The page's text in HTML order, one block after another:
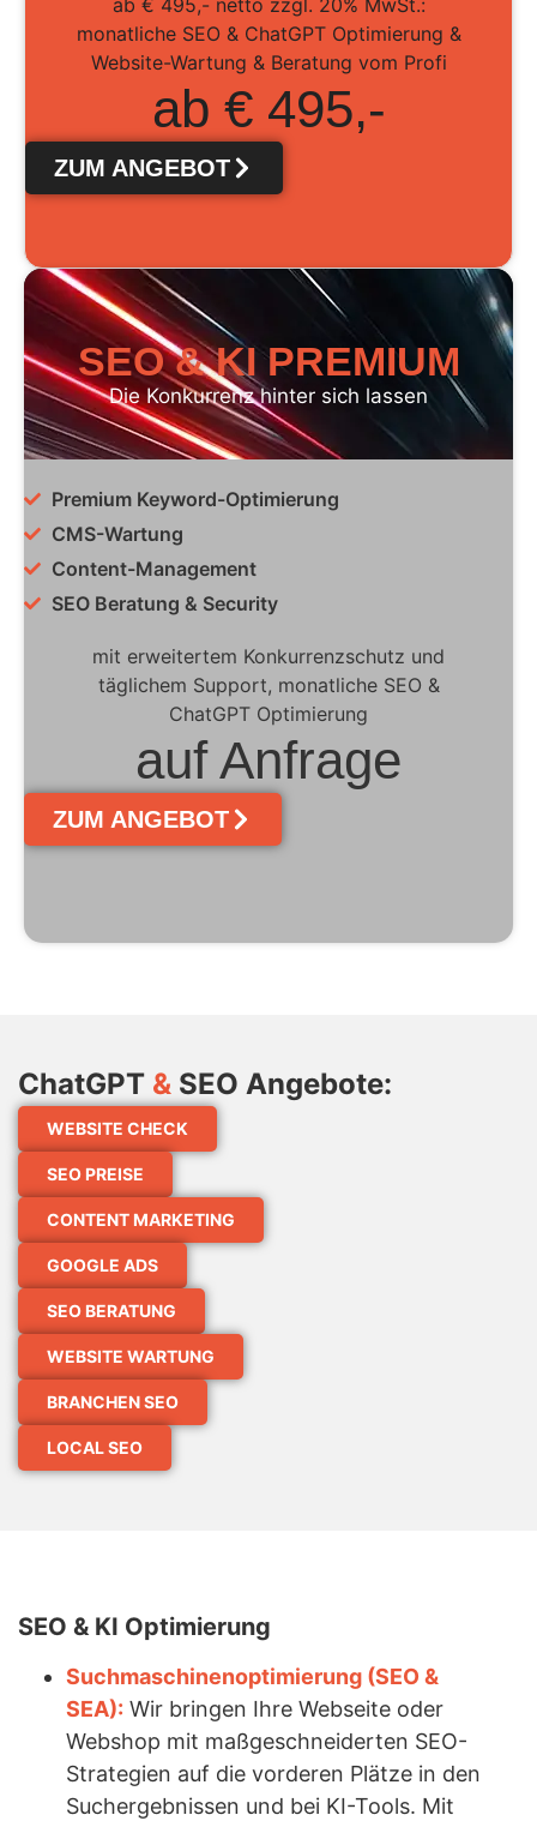
ab € 495,- netto zzgl. 20% MwSt.:
monatliche SEO & ChatGPT Optimierung &
Website-Wartung & Beratung vom Profi
ab € 495,-
ZUM ANGEBOT
SEO & KI PREMIUM
Die Konkurrenz hinter sich lassen
Premium Keyword-Optimierung
CMS-Wartung
Content-Management
SEO Beratung & Security
mit erweitertem Konkurrenzschutz und
täglichem Support, monatliche SEO &
ChatGPT Optimierung
auf Anfrage
ZUM ANGEBOT
ChatGPT & SEO Angebote:
WEBSITE CHECK
SEO PREISE
CONTENT MARKETING
GOOGLE ADS
SEO BERATUNG
WEBSITE WARTUNG
BRANCHEN SEO
LOCAL SEO
SEO & KI Optimierung
Suchmaschinenoptimierung (SEO &
SEA): Wir bringen Ihre Webseite oder
Webshop mit maßgeschneiderten SEO-
Strategien auf die vorderen Plätze in den
Suchergebnissen und bei KI-Tools. Mit